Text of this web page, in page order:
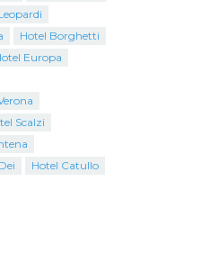
Hotel Borghetti
Europa
Scalzi
Hotel Catullo